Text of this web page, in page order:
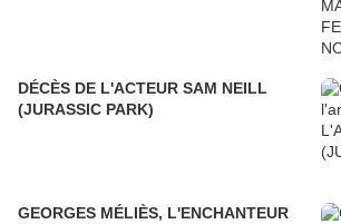
DÉCÈS DE L'ACTEUR SAM NEILL
(JURASSIC PARK)
GEORGES MÉLIÈS, L'ENCHANTEUR